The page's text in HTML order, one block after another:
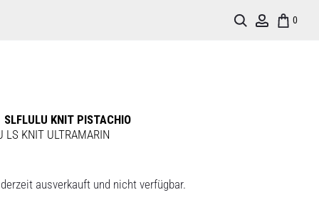
0
Account
Search
KNIT PISTACHIO
LS KNIT ULTRAMARIN
ausverkauft und nicht verfügbar.